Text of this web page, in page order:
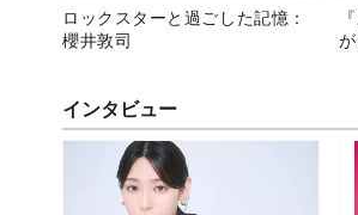
ロックスターと過ごした記憶：
櫻井敦司
インタビュー